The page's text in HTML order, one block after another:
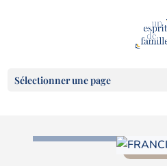
Sélectionner une page